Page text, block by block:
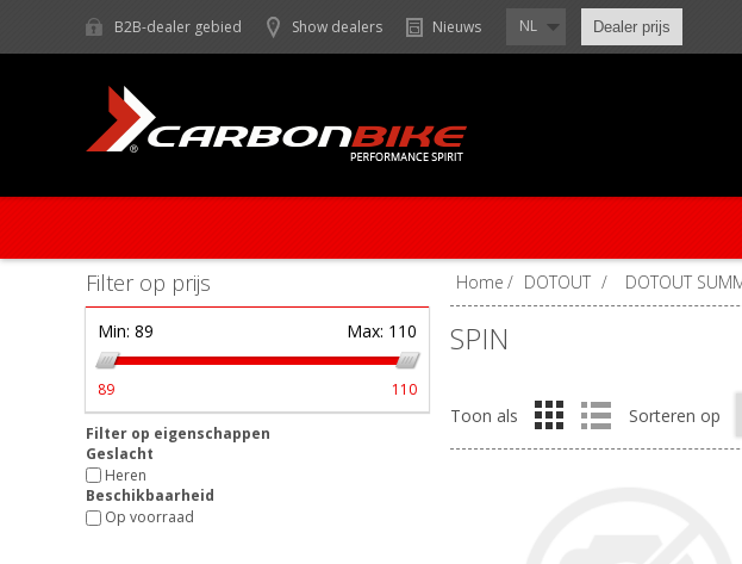
B2B-dealer gebied Show dealers Nieuws NL Dealer prijs
Home / DOTOUT / DOTOUT
SPIN
Toon als Sorteren op
Filter op prijs
Min: 89 Max: 110
89 110
Filter op eigenschappen
Geslacht
Heren
Beschikbaarheid
Op voorraad